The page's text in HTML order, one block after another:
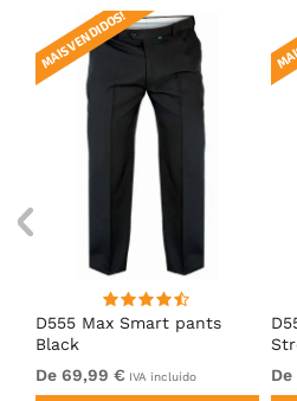
D555 Max Smart pants
Black
MAIS VENDIDOS!
De 69,99 € IVA incluído